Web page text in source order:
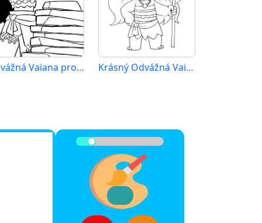
Odvážná Vaiana pro 4leté Děti Krásný Odvážná Vaiana